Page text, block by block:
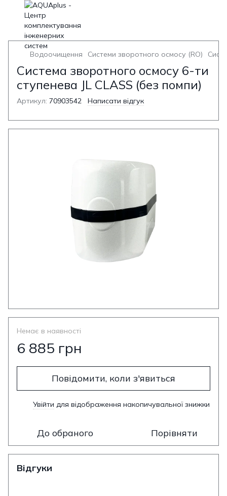
Водоочищення Системи зворотного осмосу (RO)
Система зворотного осмосу 6-ти
ступенева JL CLASS (без помпи)
Артикул: 70903542 Написати відгук
Немає в наявності
6 885 грн
Повідомити, коли з'явиться
Увійти для відображення накопичувальної знижки
До обраного Порівняти
Відгуки